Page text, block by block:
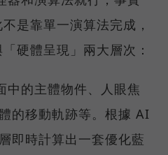
是靠單一演算法完成，
硬體呈現」兩大層次：
的主體物件、人眼焦
的移動軌跡等。根據 AI
即時計算出一套優化藍